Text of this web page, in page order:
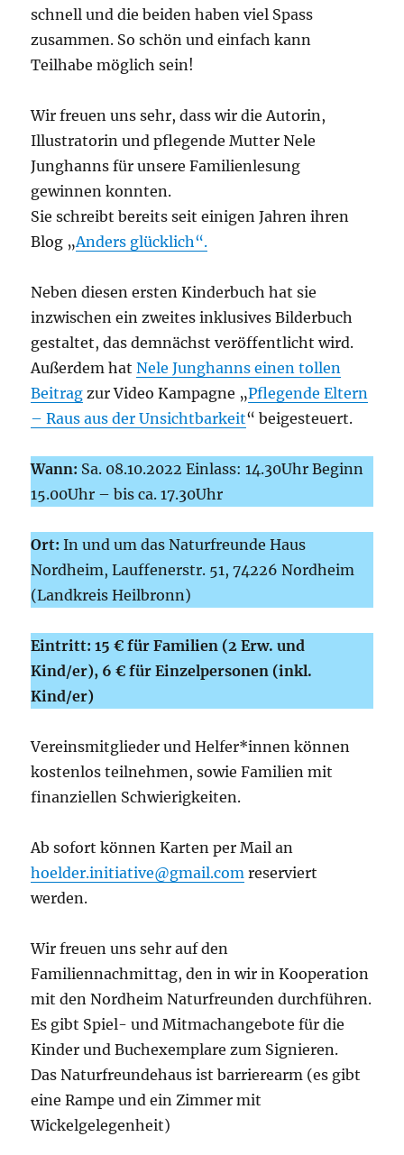
schnell und die beiden haben viel Spass
zusammen. So schön und einfach kann
Teilhabe möglich sein!
Wir freuen uns sehr, dass wir die Autorin,
Illustratorin und pflegende Mutter Nele
Junghanns für unsere Familienlesung
gewinnen konnten.
Sie schreibt bereits seit einigen Jahren ihren
Blog „Anders glücklich“.
Neben diesen ersten Kinderbuch hat sie
inzwischen ein zweites inklusives Bilderbuch
gestaltet, das demnächst veröffentlicht wird.
Außerdem hatNele Junghanns einen tollen
Beitrag zur Video Kampagne „Pflegende Eltern
– Raus aus der Unsichtbarkeit“ beigesteuert.
Wann: Sa. 08.10.2022 Einlass: 14.30Uhr Beginn
15.00Uhr – bis ca. 17.30Uhr
Ort:In und um das Naturfreunde Haus
Nordheim, Lauffenerstr. 51, 74226 Nordheim
(Landkreis Heilbronn)
Eintritt: 15 € für Familien (2 Erw. und
Kind/er), 6 € für Einzelpersonen (inkl.
Kind/er)
Vereinsmitglieder und Helfer*innen können
kostenlos teilnehmen, sowie Familien mit
finanziellen Schwierigkeiten.
Ab sofort können Karten per Mail an
hoelder.initiative@gmail.com reserviert
werden.
Wir freuen uns sehr auf den
Familiennachmittag, den in wir in Kooperation
mit den Nordheim Naturfreunden durchführen.
Es gibt Spiel- und Mitmachangebote für die
Kinder und Buchexemplare zum Signieren.
Das Naturfreundehaus ist barrierearm (es gibt
eine Rampe und ein Zimmer mit
Wickelgelegenheit)